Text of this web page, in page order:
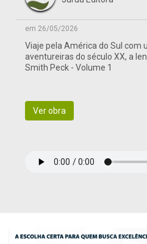
em 26/05/2026
Viaje pela América do Sul com
aventureiras do século XX, a
Smith Peck - Volume 1
Ver obra